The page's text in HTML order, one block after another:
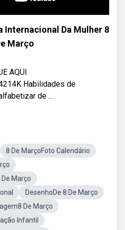
Internacional Da Mulher 8
Março
AQUI
Habilidades de
de ...
8 De MarçoFoto Calendário
Março
DesenhoDe 8 De Março
De Março
Infantil